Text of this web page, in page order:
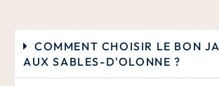
COMMENT CHOISIR LE BON
AUX SABLES-D'OLONNE ?